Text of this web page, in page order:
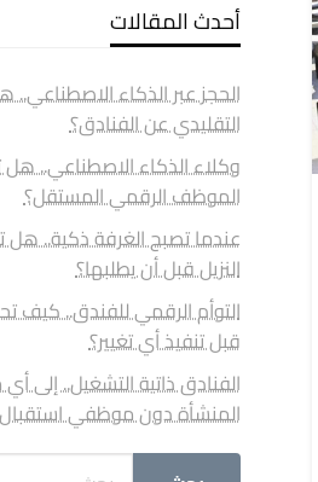
أحدث المقالات
الحجز عبر الذكاء
التقليدي عن الفنادق؟
وكلاء الذكاء الاصطناعي.. هل
الموظف الرقمي المستقل؟
عندما تصبح الغرفة ذكية.. هل
النزيل قبل أن يطلبها؟
التوأم الرقمي للفندق.. كيف
قبل تنفيذ أي تغيير؟
الفنادق ذاتية التشغيل..
المنشأة دون موظفي